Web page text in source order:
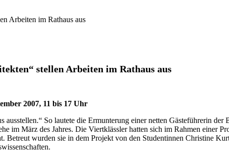
Arbeiten im Rathaus aus
stellen Arbeiten im Rathaus aus
2007, 11 bis 17 Uhr
ausstellen.“ So lautete die Ermunterung einer netten Gästeführerin
im März des Jahres. Die Viertklässler hatten sich im Rahmen einer
Betreut wurden sie in dem Projekt von den Studentinnen Christine